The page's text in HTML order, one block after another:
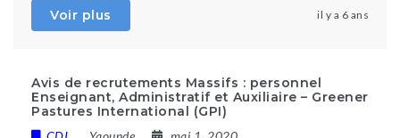
Voir plus il y a 6 ans
Avis de recrutements Massifs : personnel
Enseignant, Administratif et Auxiliaire – Greener
Pastures International (GPI)